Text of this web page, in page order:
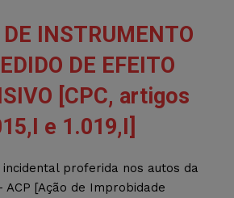
DE INSTRUMENTO
DE EFEITO
[CPC, artigos
e 1.019,I]
proferida nos autos da
ACP [Ação de Improbidade